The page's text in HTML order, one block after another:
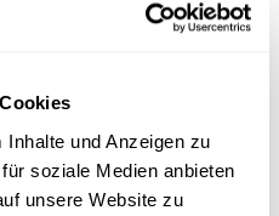
und Anzeigen zu
soziale Medien anbieten
unsere Website zu